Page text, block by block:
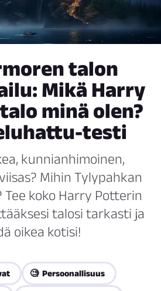
talon
Mikä Harry
minä olen?
testi
kunnianhimoinen,
Mihin Tylypahkan
koko Harry Potterin
talosi tarkasti ja
oikea kotisi!
🧐 Persoonallisuus